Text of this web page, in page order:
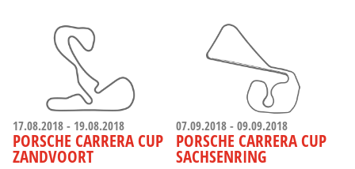
17.08.2018 - 19.08.2018
PORSCHE CARRERA CUP
ZANDVOORT
07.09.2018 - 09.09.2018
PORSCHE CARRERA CUP
SACHSENRING